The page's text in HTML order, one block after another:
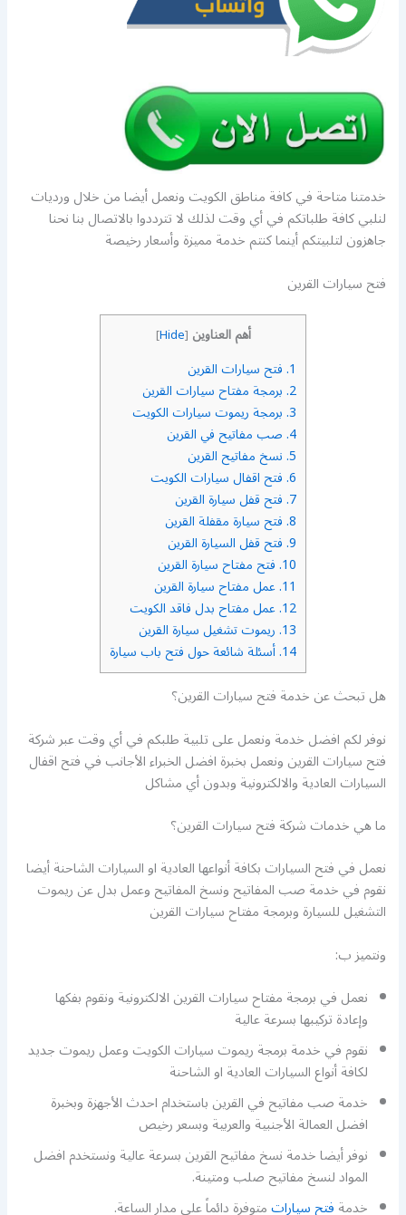
خدمتنا متاحة في كافة مناطق الكويت ونعمل أيضا من خلال ورديات
لنلبي كافة طلباتكم في أي وقت لذلك لا تترددوا بالاتصال بنا نحنا
جاهزون لتلبيتكم أينما كنتم خدمة مميزة وأسعار رخيصة
فتح سيارات القرين
أهم العناوين [
Hide
]
1. فتح سيارات القرين
2. برمجة مفتاح سيارات القرين
3. برمجة ريموت سيارات الكويت
4. صب مفاتيح في القرين
5. نسخ مفاتيح القرين
6. فتح اقفال سيارات الكويت
7. فتح قفل سيارة القرين
8. فتح سيارة مقفلة القرين
9. فتح قفل السيارة القرين
10. فتح مفتاح سيارة القرين
11. عمل مفتاح سيارة القرين
12. عمل مفتاح بدل فاقد الكويت
13. ريموت تشغيل سيارة القرين
14. أسئلة شائعة حول فتح باب سيارة
هل تبحث عن خدمة فتح سيارات القرين؟
نوفر لكم افضل خدمة ونعمل على تلبية طلبكم في أي وقت عبر شركة
فتح سيارات القرين ونعمل بخبرة افضل الخبراء الأجانب في فتح اقفال
السيارات العادية والالكترونية وبدون أي مشاكل
ما هي خدمات شركة فتح سيارات القرين؟
نعمل في فتح السيارات بكافة أنواعها العادية او السيارات الشاحنة أيضا
نقوم في خدمة صب المفاتيح ونسخ المفاتيح وعمل بدل عن ريموت
التشغيل للسيارة وبرمجة مفتاح سيارات القرين
ونتميز ب:
نعمل في برمجة مفتاح سيارات القرين الالكترونية ونقوم بفكها
وإعادة تركيبها بسرعة عالية
نقوم في خدمة برمجة ريموت سيارات الكويت وعمل ريموت جديد
لكافة أنواع السيارات العادية او الشاحنة
خدمة صب مفاتيح في القرين باستخدام احدث الأجهزة وبخبرة
افضل العمالة الأجنبية والعربية وبسعر رخيص
نوفر أيضا خدمة نسخ مفاتيح القرين بسرعة عالية ونستخدم افضل
المواد لنسخ مفاتيح صلب ومتينة.
خدمةفتح سياراتمتوفرة دائماً على مدار الساعة.